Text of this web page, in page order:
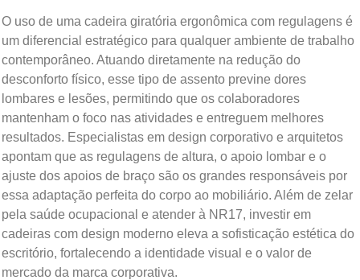
O uso de uma cadeira giratória ergonômica com regulagens é
um diferencial estratégico para qualquer ambiente de trabalho
contemporâneo. Atuando diretamente na redução do
desconforto físico, esse tipo de assento previne dores
lombares e lesões, permitindo que os colaboradores
mantenham o foco nas atividades e entreguem melhores
resultados. Especialistas em design corporativo e arquitetos
apontam que as regulagens de altura, o apoio lombar e o
ajuste dos apoios de braço são os grandes responsáveis por
essa adaptação perfeita do corpo ao mobiliário. Além de zelar
pela saúde ocupacional e atender à NR17, investir em
cadeiras com design moderno eleva a sofisticação estética do
escritório, fortalecendo a identidade visual e o valor de
mercado da marca corporativa.